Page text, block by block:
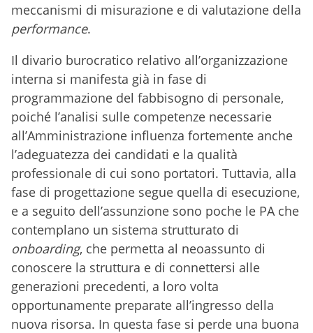
meccanismi di misurazione e di valutazione della
performance.
Il divario burocratico relativo all’organizzazione
interna si manifesta già in fase di
programmazione del fabbisogno di personale,
poiché l’analisi sulle competenze necessarie
all’Amministrazione influenza fortemente anche
l’adeguatezza dei candidati e la qualità
professionale di cui sono portatori. Tuttavia, alla
fase di progettazione segue quella di esecuzione,
e a seguito dell’assunzione sono poche le PA che
contemplano un sistema strutturato di
onboarding, che permetta al neoassunto di
conoscere la struttura e di connettersi alle
generazioni precedenti, a loro volta
opportunamente preparate all’ingresso della
nuova risorsa. In questa fase si perde una buona